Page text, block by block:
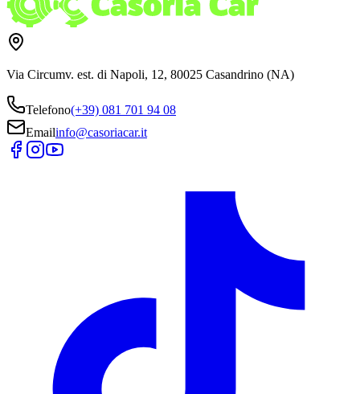
Via Circumv. est. di Napoli, 12, 80025 Casandrino (NA)
Telefono(+39) 081 701 94 08
Emailinfo@casoriacar.it